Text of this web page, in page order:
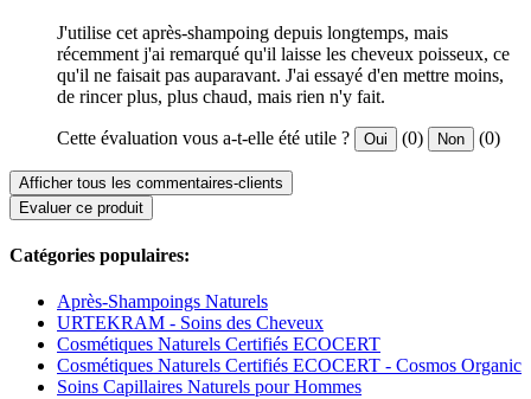
J'utilise cet après-shampoing depuis longtemps, mais
récemment j'ai remarqué qu'il laisse les cheveux poisseux, ce
qu'il ne faisait pas auparavant. J'ai essayé d'en mettre moins,
de rincer plus, plus chaud, mais rien n'y fait.
Cette évaluation vous a-t-elle été utile ? Oui (0) Non (0)
Afficher tous les commentaires-clients
Evaluer ce produit
Catégories populaires:
Après-Shampoings Naturels
URTEKRAM - Soins des Cheveux
Cosmétiques Naturels Certifiés ECOCERT
Cosmétiques Naturels Certifiés ECOCERT - Cosmos Organic
Soins Capillaires Naturels pour Hommes